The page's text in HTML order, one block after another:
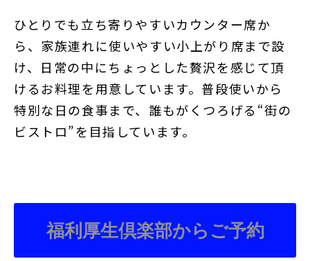
ひとりでも立ち寄りやすいカウンター席か
ら、家族連れに使いやすい小上がり席まで設
け、日常の中にちょっとした贅沢を感じて頂
けるお料理を用意しています。 普段使いから
特別な日の食事まで、誰もがくつろげる“街の
ビストロ”を目指しています。
福利厚生倶楽部からご予約